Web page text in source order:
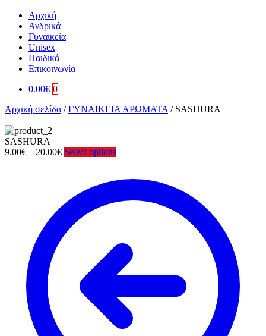
Αρχική
Ανδρικά
Γυναικεία
Unisex
Παιδικά
Επικοινωνία
0.00€ 0
Αρχική σελίδα /ΓΥΝΑΙΚΕΙΑ ΑΡΩΜΑΤΑ / SASHURA
SASHURA
9.00€ – 20.00€Price
20.00€
Select options